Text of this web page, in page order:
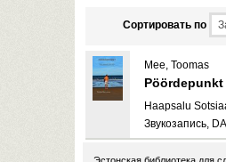
Cортировать по
Mee, Toomas
Pöördepunkt
Haapsalu
Звукозапись,